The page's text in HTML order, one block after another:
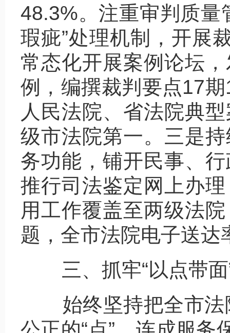
48.3%。注重审判质量
瑕疵”处理机制，开展
常态化开展案例论坛
例，编撰裁判要点17
人民法院、省法院典
级市法院第一。三是
务功能，铺开民事、
推行司法鉴定网上办
用工作覆盖至两级法
题，全市法院电子送达
三、抓牢“以点带面
始终坚持把全市法